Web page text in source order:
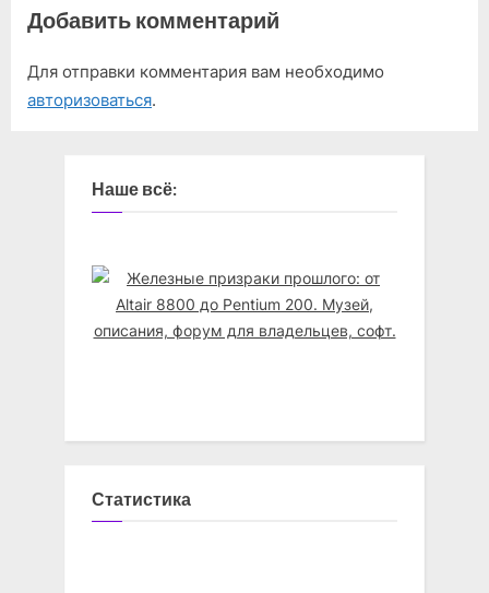
Добавить комментарий
Для отправки комментария вам необходимо
авторизоваться.
Наше всё:
Статистика